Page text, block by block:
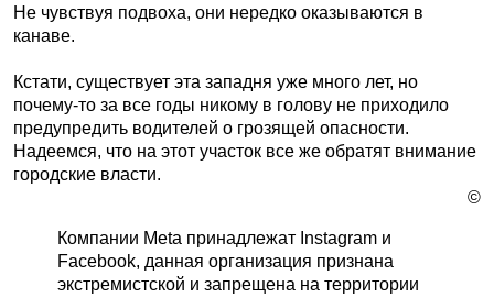
Не чувствуя подвоха, они нередко оказываются в
канаве.
Кстати, существует эта западня уже много лет, но
почему-то за все годы никому в голову не приходило
предупредить водителей о грозящей опасности.
Надеемся, что на этот участок все же обратят внимание
городские власти.
©
Компании Meta принадлежат Instagram и
Facebook, данная организация признана
экстремистской и запрещена на территории